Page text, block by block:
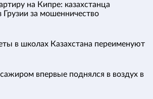
на Кипре: казахстанца
Грузии за мошенничество
в школах Казахстана переименуют
впервые поднялся в воздух в